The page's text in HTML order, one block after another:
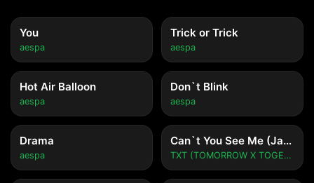
You
aespa
Trick or Trick
aespa
Hot Air Balloon
aespa
Don`t Blink
aespa
Drama
aespa
Can`t You See Me (Japanese Version)
TXT (TOMORROW X TOGETHER)